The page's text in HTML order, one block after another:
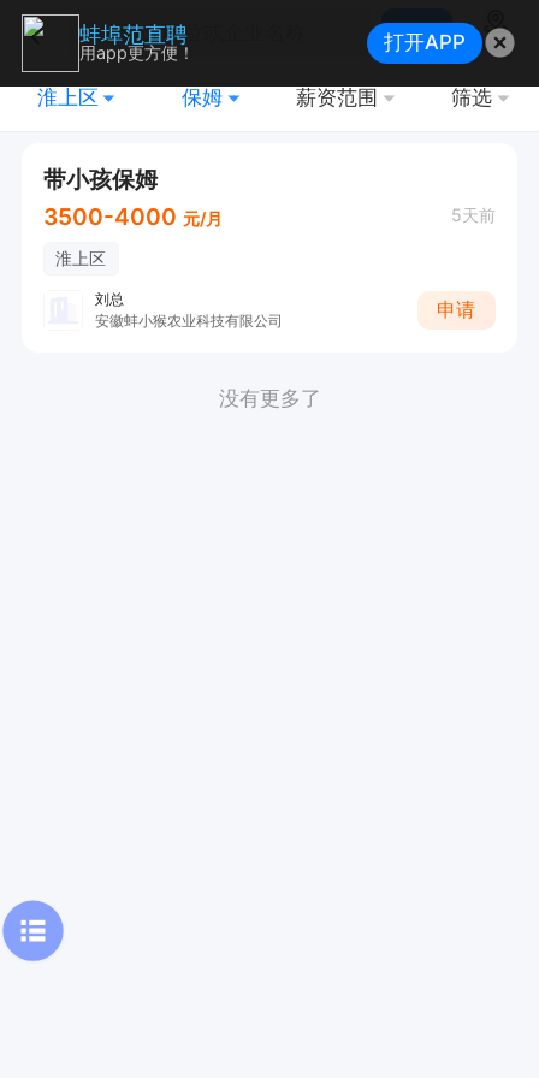
搜索
地图
淮上区 保姆 薪资范围 筛选
带小孩保姆
3500-4000 元/月 5天前
淮上区
刘总
安徽蚌小猴农业科技有限公司
申请
没有更多了
蚌埠范直聘
用app更方便！ 打开APP